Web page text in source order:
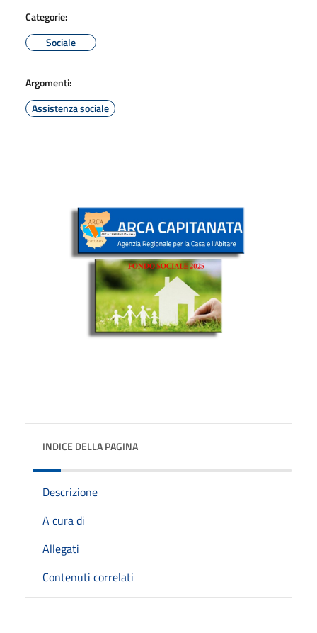
Categorie:
Sociale
Argomenti:
Assistenza sociale
INDICE DELLA PAGINA
Descrizione
A cura di
Allegati
Contenuti correlati